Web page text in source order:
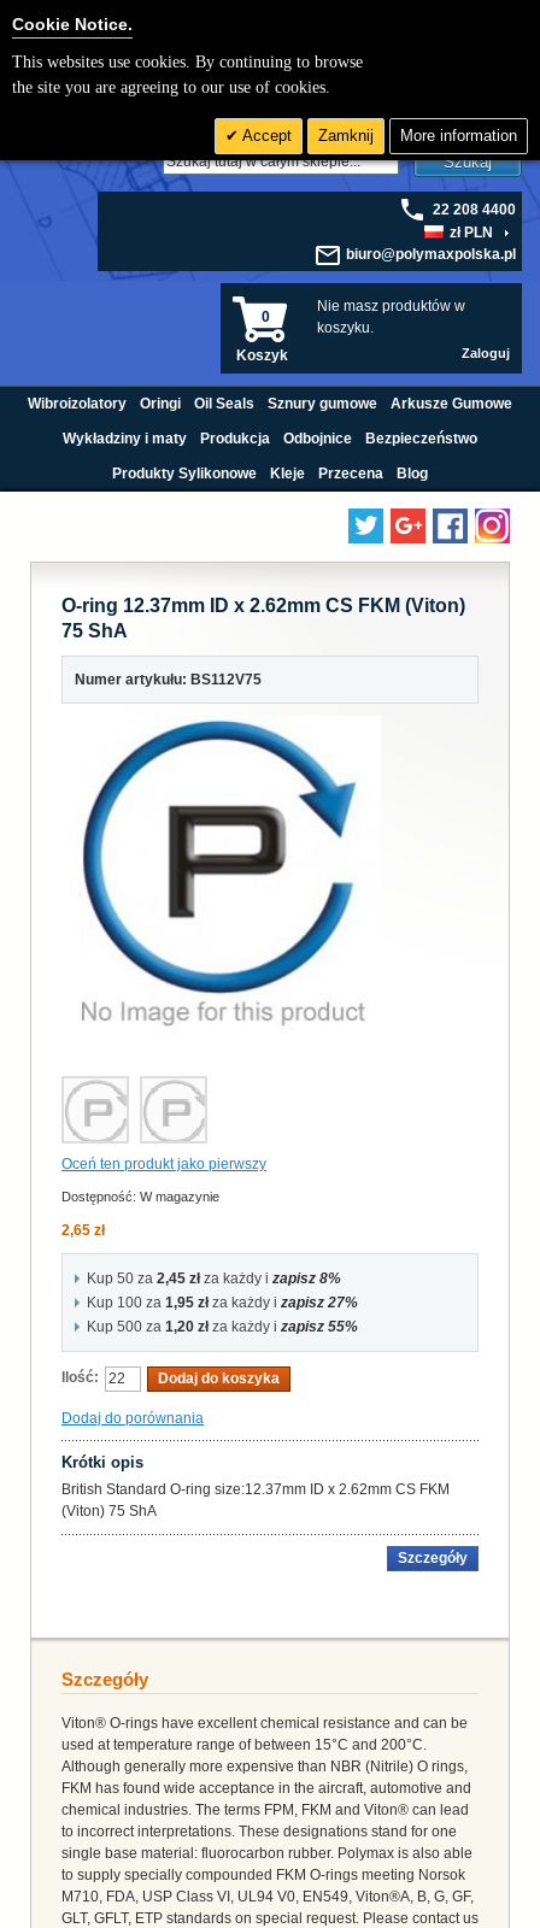
Szukaj
22 208 4400
zł PLN
biuro@polymaxpolska.pl
Nie masz produktów w
koszyku.
0
Koszyk Zaloguj
Wibroizolatory Oringi Oil Seals Sznury gumowe Arkusze Gumowe
Wykładziny i maty Produkcja Odbojnice Bezpieczeństwo
Produkty Sylikonowe Kleje Przecena Blog
O-ring 12.37mm ID x 2.62mm CS FKM (Viton)
75 ShA
Numer artykułu: BS112V75
Oceń ten produkt jako pierwszy
Dostępność: W magazynie
2,65 zł
Kup 50 za 2,45 złza każdy i zapisz 8%
Kup 100 za 1,95 złza każdy i zapisz 27%
Kup 500 za 1,20 złza każdy i zapisz 55%
Ilość: Dodaj do koszyka
Dodaj do porównania
Krótki opis
British Standard O-ring size:12.37mm ID x 2.62mm CS FKM
(Viton) 75 ShA
Szczegóły
Szczegóły
Viton® O-rings have excellent chemical resistance and can be
used at temperature range of between 15°C and 200°C.
Although generally more expensive than NBR (Nitrile) O rings,
FKM has found wide acceptance in the aircraft, automotive and
chemical industries. The terms FPM, FKM and Viton® can lead
to incorrect interpretations. These designations stand for one
single base material: fluorocarbon rubber. Polymax is also able
to supply specially compounded FKM O-rings meeting Norsok
M710, FDA, USP Class VI, UL94 V0, EN549, Viton®A, B, G, GF,
GLT, GFLT, ETP standards on special request. Please contact us
Cookie Notice.
This websites use cookies. By continuing to browse
the site you are agreeing to our use of cookies.
Accept Zamknij More information
Cookie Settings